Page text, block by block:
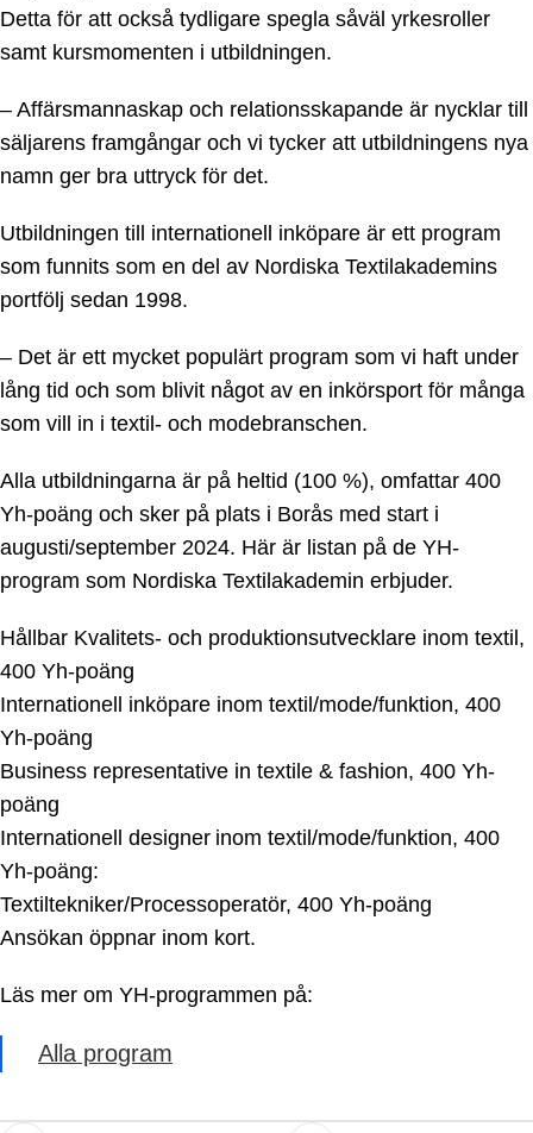
Detta för att också tydligare spegla såväl yrkesroller
samt kursmomenten i utbildningen.
– Affärsmannaskap och relationsskapande är nycklar till
säljarens framgångar och vi tycker att utbildningens nya
namn ger bra uttryck för det.
Utbildningen till internationell inköpare är ett program
som funnits som en del av Nordiska Textilakademins
portfölj sedan 1998.
– Det är ett mycket populärt program som vi haft under
lång tid och som blivit något av en inkörsport för många
som vill in i textil- och modebranschen.
Alla utbildningarna är på heltid (100 %), omfattar 400
Yh-poäng och sker på plats i Borås med start i
augusti/september 2024. Här är listan på de YH-
program som Nordiska Textilakademin erbjuder.
Hållbar Kvalitets- och produktionsutvecklare inom textil,
400 Yh-poäng
Internationell inköpare inom textil/mode/funktion, 400
Yh-poäng
Business representative in textile & fashion, 400 Yh-
poäng
Internationell designer inom textil/mode/funktion, 400
Yh-poäng:
Textiltekniker/Processoperatör, 400 Yh-poäng
Ansökan öppnar inom kort.
Läs mer om YH-programmen på:
Alla program